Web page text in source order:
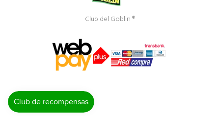
Club del Goblin ®